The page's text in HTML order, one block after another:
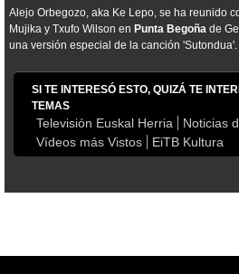
Alejo Orbegozo, aka Ke Lepo, se ha reunido
Mujika y Txufo Wilson en Punta Begoña de
una versión especial de la canción 'Sutondua'.
SI TE INTERESÓ ESTO, QUIZÁ TE
TEMAS
Televisión Euskal Herria
Noticias
Vídeos más Vistos
EiTB Kultura